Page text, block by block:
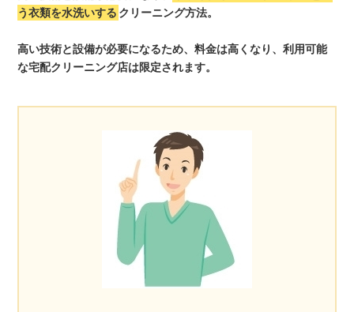
う衣類を水洗いする クリーニング方法。
高い技術と設備が必要になるため、料金は高くなり、利用可能
な宅配クリーニング店は限定されます。